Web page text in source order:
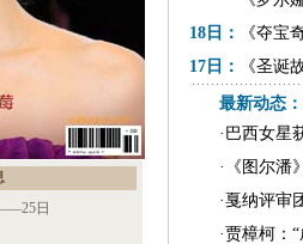
日
18日：
《夺宝
17日：
《圣诞
《你和我
16日：《雷瑞
《功夫熊
15日：《盲流
最
· 巴西女星
· 《图尔潘
·戛纳评审
· 贾樟柯：